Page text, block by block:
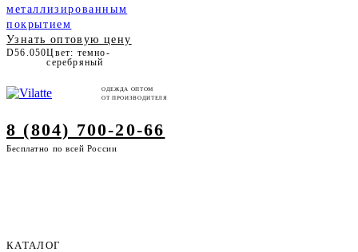
металлизированным
покрытием
Узнать оптовую цену
D56.050Цвет: темно-
серебряный
ОДЕЖДА ОПТОМ
ОТ ПРОИЗВОДИТЕЛЯ
8 (804) 700-20-66
Бесплатно по всей России
КАТАЛОГ